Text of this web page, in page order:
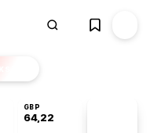
GBP
64,22